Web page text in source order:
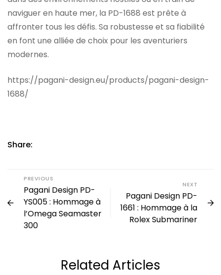
naviguer en haute mer, la PD-1688 est prête à
affronter tous les défis. Sa robustesse et sa fiabilité
en font une alliée de choix pour les aventuriers
modernes.
https://pagani-design.eu/products/pagani-design-
1688/
Share:
PREVIOUS
Pagani Design PD-
YS005 : Hommage à
l’Omega Seamaster
300
NEXT
Pagani Design PD-
1661 : Hommage à la
Rolex Submariner
Related Articles